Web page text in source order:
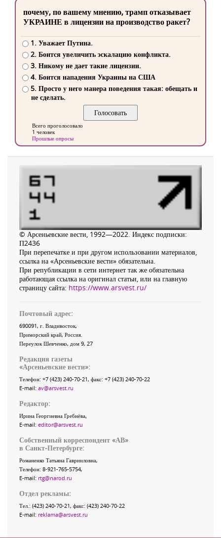
почему, по вашему мнению, трамп отказывает
УКРАИНЕ в лицензии на производство ракет?
1. Уважает Путина.
2. Боится увеличить эскалацию конфликта.
3. Никому не дает такие лицензии.
4. Боится нападения Украины на США
5. Просто у него манера поведения такая: обещать и
не сделать.
Всего проголосовало
1 человек
Прошлые опросы
© Арсеньевские вести, 1992—2022. Индекс подписки:
П2436
При перепечатке и при другом использовании материалов,
ссылка на «Арсеньевские вести» обязательна.
При републикации в сети интернет так же обязательна
работающая ссылка на оригинал статьи, или на главную
страницу сайта: https://www.arsvest.ru/
Почтовый адрес:
690091, г. Владивосток,
Приморский край, Россия
Переулок Шевченко, дом 9, 27
Редакция газеты
«Арсеньевские вести»:
Телефон: +7 (423) 240-70-21, факс: +7 (423) 240-70-22
E-mail: av@arsvest.ru
Редактор:
Ирина Георгиевна Гребнёва,
E-mail: editor@arsvest.ru
Собственный корреспондент «АВ»
в Санкт-Петербурге:
Романенко Татьяна Гаврииловна,
Телефон: 8-921-765-5754,
E-mail: rtg@narod.ru
Отдел рекламы:
Тел.: (423) 240-70-21, факс: (423) 240-70-22
E-mail: reklama@arsvest.ru